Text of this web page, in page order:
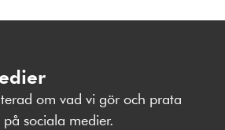
om vad vi gör och prata
sociala medier.